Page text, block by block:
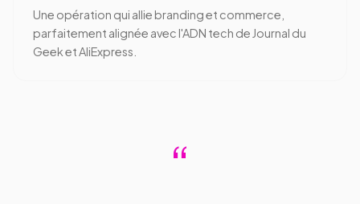
Une opération qui allie branding et commerce,
parfaitement alignée avec l'ADN tech de Journal du
Geek et AliExpress.
“